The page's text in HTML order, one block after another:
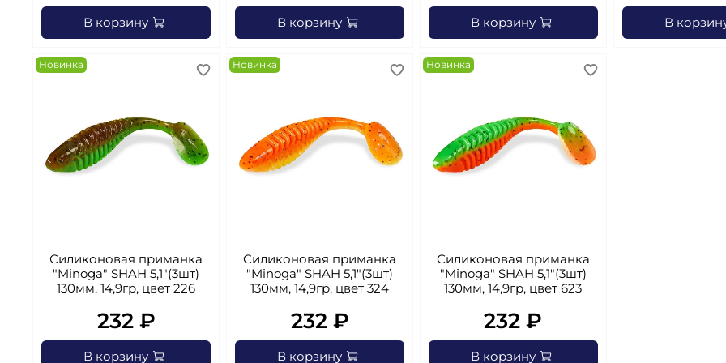
В корзину В корзину В корзину В
Новинка
Силиконовая приманка
"Minoga" SHAH 5,1"(3шт)
130мм, 14,9гр, цвет 226
232 ₽
В корзину
Новинка
Силиконовая приманка
"Minoga" SHAH 5,1"(3шт)
130мм, 14,9гр, цвет 324
232 ₽
В корзину
Новинка
Силиконовая приманка
"Minoga" SHAH 5,1"(3шт)
130мм, 14,9гр, цвет 623
232 ₽
В корзину